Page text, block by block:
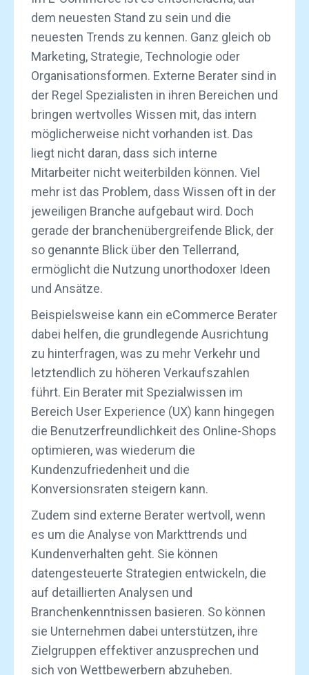
dem neuesten Stand zu sein und die
neuesten Trends zu kennen. Ganz gleich ob
Marketing, Strategie, Technologie oder
Organisationsformen. Externe Berater sind in
der Regel Spezialisten in ihren Bereichen und
bringen wertvolles Wissen mit, das intern
möglicherweise nicht vorhanden ist. Das
liegt nicht daran, dass sich interne
Mitarbeiter nicht weiterbilden können. Viel
mehr ist das Problem, dass Wissen oft in der
jeweiligen Branche aufgebaut wird. Doch
gerade der branchenübergreifende Blick, der
so genannte Blick über den Tellerrand,
ermöglicht die Nutzung unorthodoxer Ideen
und Ansätze.
Beispielsweise kann ein eCommerce Berater
dabei helfen, die grundlegende Ausrichtung
zu hinterfragen, was zu mehr Verkehr und
letztendlich zu höheren Verkaufszahlen
führt. Ein Berater mit Spezialwissen im
Bereich User Experience (UX) kann hingegen
die Benutzerfreundlichkeit des Online-Shops
optimieren, was wiederum die
Kundenzufriedenheit und die
Konversionsraten steigern kann.
Zudem sind externe Berater wertvoll, wenn
es um die Analyse von Markttrends und
Kundenverhalten geht. Sie können
datengesteuerte Strategien entwickeln, die
auf detaillierten Analysen und
Branchenkenntnissen basieren. So können
sie Unternehmen dabei unterstützen, ihre
Zielgruppen effektiver anzusprechen und
sich von Wettbewerbern abzuheben.